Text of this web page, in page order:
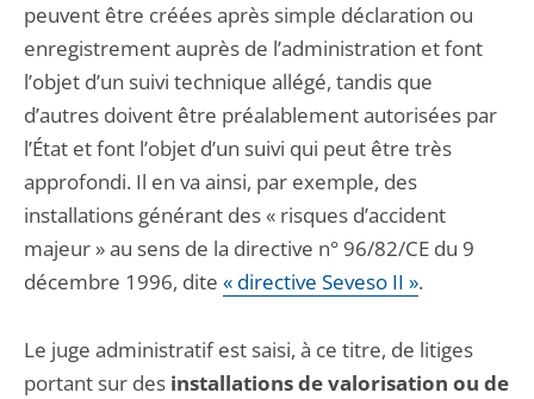
peuvent être créées après simple déclaration ou
enregistrement auprès de l’administration et font
l’objet d’un suivi technique allégé, tandis que
d’autres doivent être préalablement autorisées par
l’État et font l’objet d’un suivi qui peut être très
approfondi. Il en va ainsi, par exemple, des
installations générant des « risques d’accident
majeur » au sens de la directive n° 96/82/CE du 9
décembre 1996, dite « directive Seveso II ».
Le juge administratif est saisi, à ce titre, de litiges
portant sur des installations de valorisation ou de